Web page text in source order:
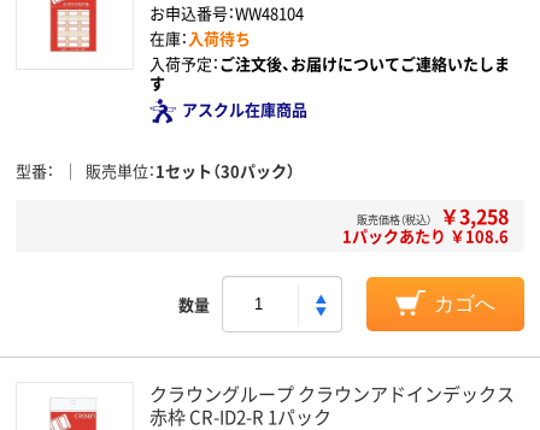
お申込番号：WW48104
在庫：入荷待ち
入荷予定：ご注文後、お届けについてご連絡いたしま
す
アスクル在庫商品
型番 販売単位 1セット（30パック）
販売価格（税込） ￥3,258
1パックあたり ￥108.6
数量 カゴへ
クラウングループ クラウンアドインデックス
赤枠 CR-ID2-R 1パック